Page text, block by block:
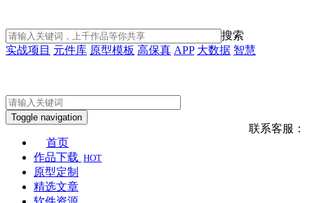
搜索
实战项目 元件库 原型模板 高保真 APP 大数据 智慧
联系客服：
Toggle navigation
首页
作品下载 HOT
原型定制
精选文章